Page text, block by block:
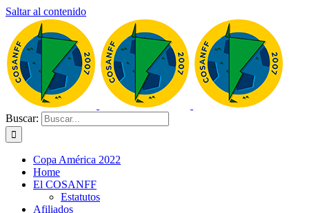
Saltar al contenido
Buscar:
Copa América 2022
Home
El COSANFF
Estatutos
Afiliados